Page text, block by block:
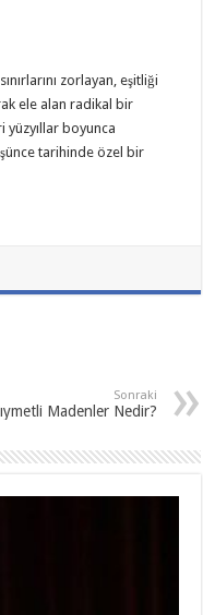
zorlayan, eşitliği
ele alan radikal bir
yüzyıllar boyunca
tarihinde özel bir
Sonraki
Madenler Nedir?